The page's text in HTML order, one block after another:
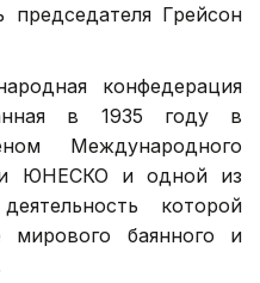
председателя Грейсон
конфедерация
в 1935 году в
Международного
ЮНЕСКО и одной из
которой
мирового баянного и